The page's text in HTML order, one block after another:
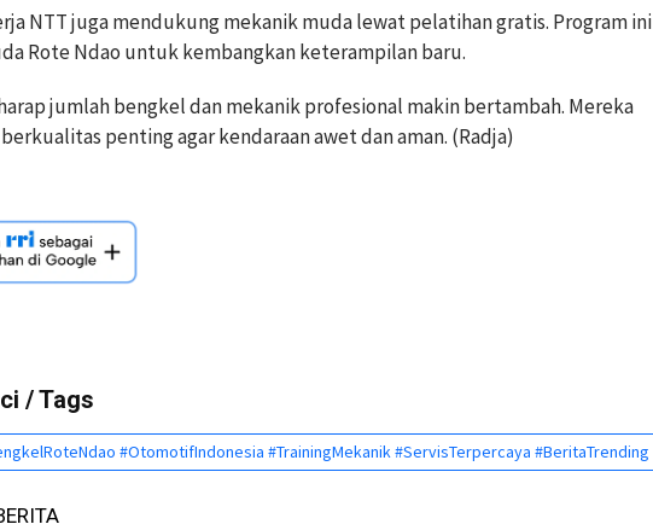
NTT juga mendukung mekanik muda lewat pelatihan gratis. Program ini
Rote Ndao untuk kembangkan keterampilan baru.
jumlah bengkel dan mekanik profesional makin bertambah. Mereka
penting agar kendaraan awet dan aman. (Radja)
/ Tags
#OtomotifIndonesia #TrainingMekanik #ServisTerpercaya #BeritaTrending